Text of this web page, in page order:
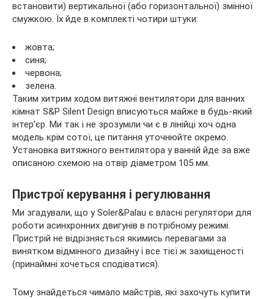
встановити) вертикальної (або горизонтальної) змінної
смужкою. Їх йде в комплекті чотири штуки:
жовта;
синя;
червона;
зелена.
Таким хитрим ходом витяжні вентилятори для ванних
кімнат S&P Silent Design вписуються майже в будь-який
інтер’єр. Ми так і не зрозуміли чи є в лінійці хоч одна
модель крім сотої, це питання уточнюйте окремо.
Установка витяжного вентилятора у ванній йде за вже
описаною схемою на отвір діаметром 105 мм.
Пристрої керування і регулювання
Ми згадували, що у Soler&Palau є власні регулятори для
роботи асинхронних двигунів в потрібному режимі.
Пристрій не відрізняється якимись перевагами за
винятком відмінного дизайну і все тієї ж захищеності
(принаймні хочеться сподіватися).
Тому знайдеться чимало майстрів, які захочуть купити